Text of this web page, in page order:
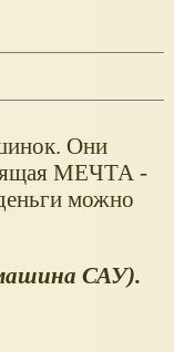
Они
МЕЧТА -
можно
САУ).